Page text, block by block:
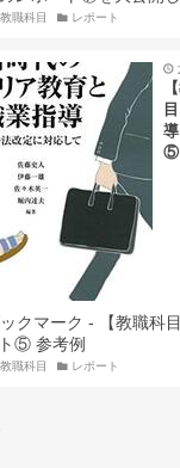
教職科目 レポート
⑤
教職科目 レポート